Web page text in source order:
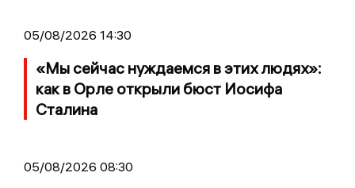
05/08/2026 14:30
«Мы сейчас нуждаемся в этих людях»:
как в Орле открыли бюст Иосифа
Сталина
05/08/2026 08:30